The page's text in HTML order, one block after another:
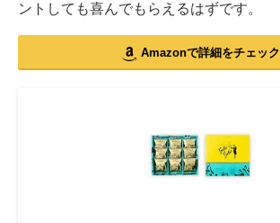
ントしても喜んでもらえるはずです。
Amazonで詳細をチェック